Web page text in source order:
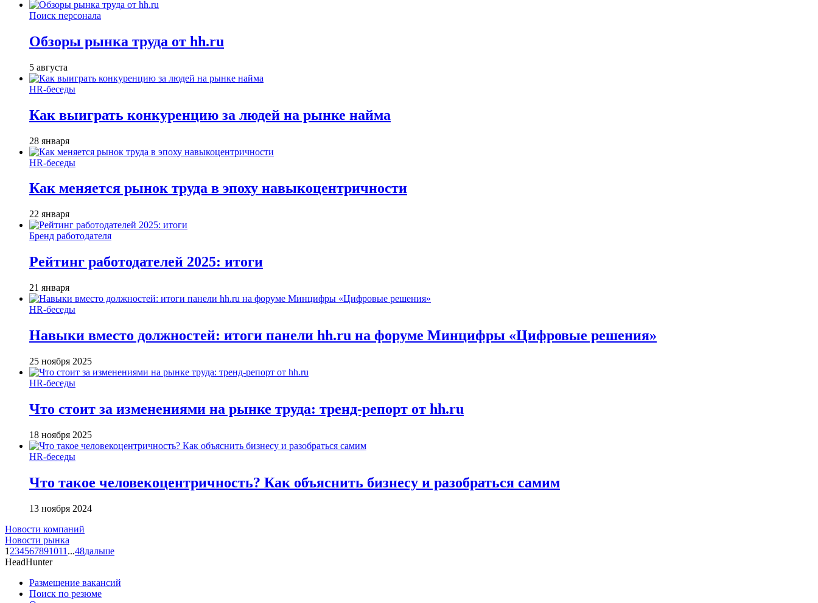
Поиск персонала
Обзоры рынка труда от hh.ru
5 августа
HR-беседы
Как выиграть конкуренцию за людей на рынке найма
28 января
HR-беседы
Как меняется рынок труда в эпоху навыкоцентричности
22 января
Бренд работодателя
Рейтинг работодателей 2025: итоги
21 января
HR-беседы
Навыки вместо должностей: итоги панели hh.ru на форуме Минцифры «Цифровые решения»
25 ноября 2025
HR-беседы
Что стоит за изменениями на рынке труда: тренд-репорт от hh.ru
18 ноября 2025
HR-беседы
Что такое человеко­центричность? Как объяснить бизнесу и разобраться самим
13 ноября 2024
Новости компаний
Новости рынка
1 234567891011 ...48дальше
HeadHunter
Размещение вакансий
Поиск по резюме